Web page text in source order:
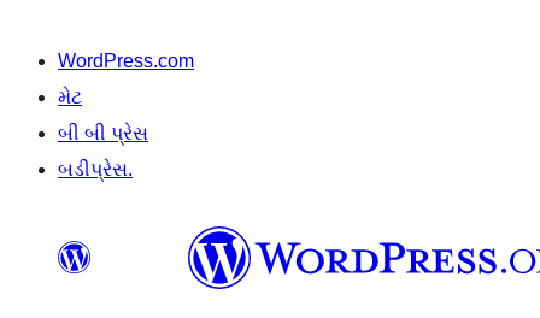
WordPress.com
મેટ
બી બી પ્રેસ
બડીપ્રેસ.